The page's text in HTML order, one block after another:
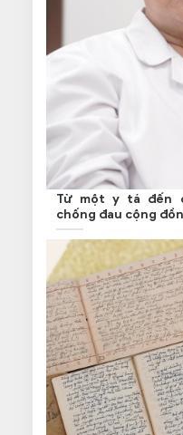
Từ một y tá đến
chống đau cộng